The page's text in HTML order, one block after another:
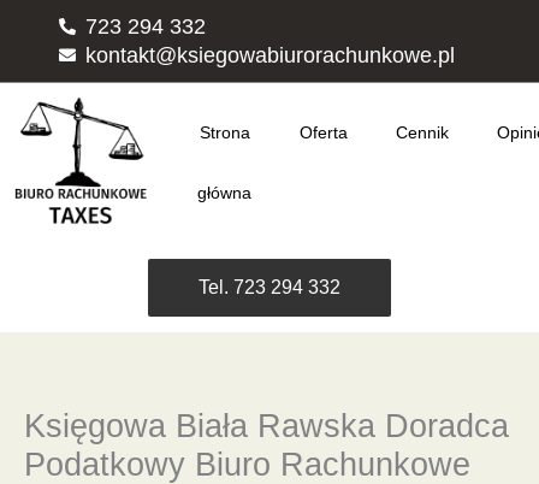
723 294 332
kontakt@ksiegowabiurorachunkowe.pl
Strona
główna
Oferta Cennik
Tel. 723 294 332
Księgowa Biała Rawska Doradca
Podatkowy Biuro Rachunkowe